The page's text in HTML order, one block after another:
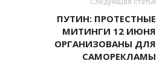
Следующая статья
ПУТИН: ПРОТЕСТНЫЕ
МИТИНГИ 12 ИЮНЯ
ОРГАНИЗОВАНЫ ДЛЯ
САМОРЕКЛАМЫ